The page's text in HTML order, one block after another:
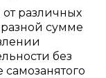
различных
сумме
без
самозанятого